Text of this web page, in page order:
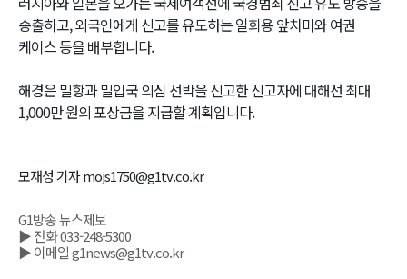
송출하고, 외국인에게 신고를 유도하는 일회용 앞치마와 여권
케이스 등을 배부합니다.
해경은 밀항과 밀입국 의심 선박을 신고한 신고자에 대해선 최대
1,000만 원의 포상금을 지급할 계획입니다.
모재성 기자 mojs1750@g1tv.co.kr
G1방송 뉴스제보
▶ 전화 033-248-5300
▶ 이메일 g1news@g1tv.co.kr